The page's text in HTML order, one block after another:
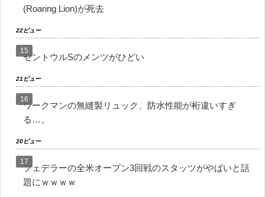
(Roaring Lion)が死去
22ビュー
セントウルSのメンツがひどい
21ビュー
ワークマンの無縫製リュック、防水性能が桁違いすぎ
る…。
20ビュー
フェデラーの全米オープン3回戦のスタッツがやばいと話
題にｗｗｗｗ